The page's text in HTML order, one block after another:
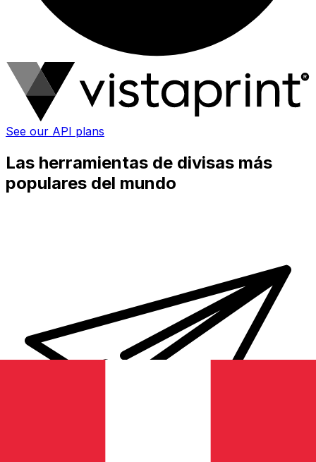
See our API plans
Las herramientas de divisas más
populares del mundo